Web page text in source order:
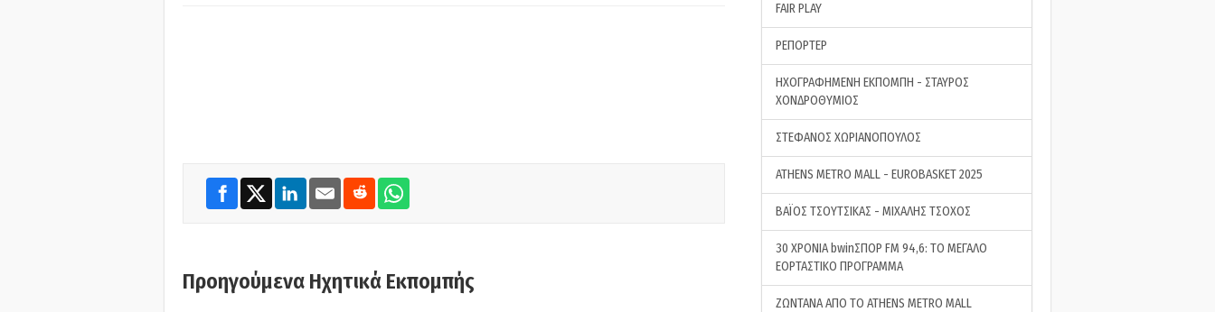
Προηγούμενα Ηχητικά Εκπομπής
FAIR PLAY
ΡΕΠΟΡΤΕΡ
ΗΧΟΓΡΑΦΗΜΕΝΗ ΕΚΠΟΜΠΗ - ΣΤΑΥΡΟΣ
ΧΟΝΔΡΟΘΥΜΙΟΣ
ΣΤΕΦΑΝΟΣ ΧΩΡΙΑΝΟΠΟΥΛΟΣ
ATHENS METRO MALL - EUROBASKET 2025
ΒΑΪΟΣ ΤΣΟΥΤΣΙΚΑΣ - ΜΙΧΑΛΗΣ ΤΣΟΧΟΣ
30 ΧΡΟΝΙΑ bwinΣΠΟΡ FM 94,6: ΤΟ ΜΕΓΑΛΟ
ΕΟΡΤΑΣΤΙΚΟ ΠΡΟΓΡΑΜΜΑ
ΖΩΝΤΑΝΑ ΑΠΟ ΤΟ ATHENS METRO MALL